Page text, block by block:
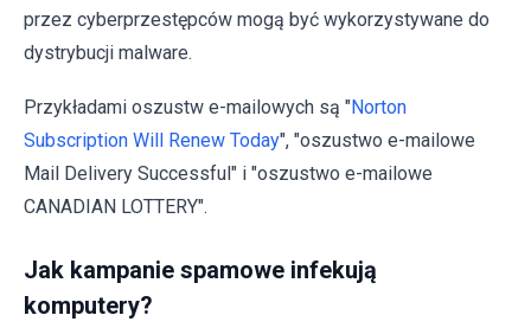
przez cyberprzestępców mogą być wykorzystywane do
dystrybucji malware.
Przykładami oszustw e-mailowych są "Norton
Subscription Will Renew Today", "oszustwo e-mailowe
Mail Delivery Successful" i "oszustwo e-mailowe
CANADIAN LOTTERY".
Jak kampanie spamowe infekują
komputery?